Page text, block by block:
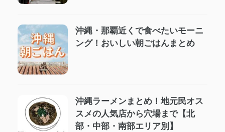
沖縄・那覇近くで食べたいモーニ
ング！おいしい朝ごはんまとめ
沖縄ラーメンまとめ！地元民オス
スメの人気店から穴場まで【北
部・中部・南部エリア別】